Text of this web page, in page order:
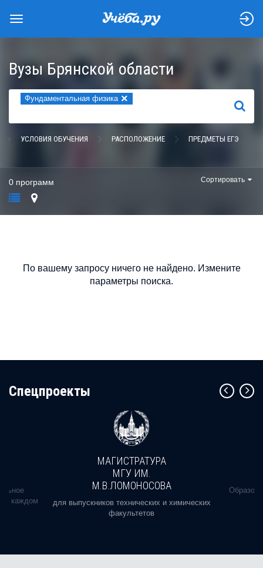
Вузы Брянской области
Фундаментальная физика ×
НАЙТИ
УСЛОВИЯ ОБУЧЕНИЯ РАСПОЛОЖЕНИЕ ПРЕДМЕТЫ ЕГЭ
0 программ Сортировать
По вашему запросу ничего не найдено. Измените
параметры поиска.
Cпецпроекты
в каждом
МАГИСТРАТУРА
МГУ ИМ.
М.В.ЛОМОНОСОВА
для выпускников технических и химических
факультетов